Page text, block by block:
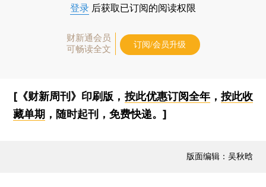
登录 后获取已订阅的阅读权限
财新通会员
可畅读全文
订阅/会员升级
[《财新周刊》印刷版， 按此优惠订阅全年， 按此收
藏单期 ，随时起刊，免费快递。]
版面编辑：吴秋晗